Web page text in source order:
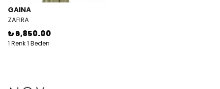
GAINA
ZAFIRA
₺ 6,850.00
1 Renk 1 Beden